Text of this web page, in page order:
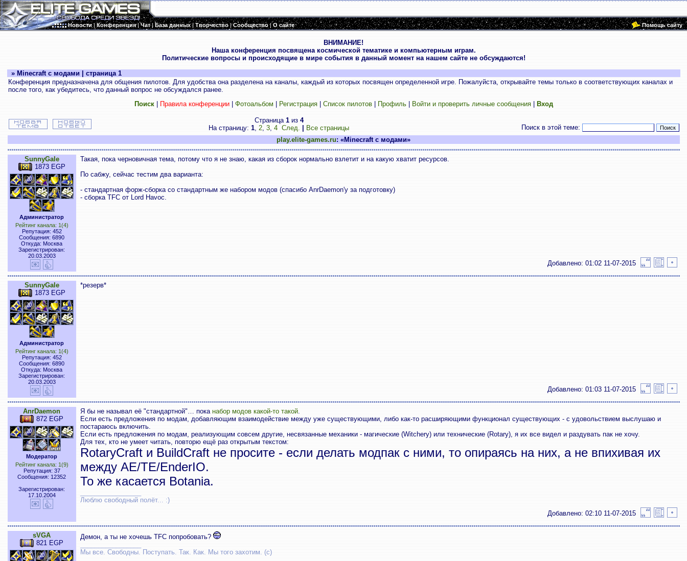
Новости|Конференция|Чат|База данных|Творчество|Сообщество|О сайте Помощь сайту
ВНИМАНИЕ!
Наша конференция посвящена космической тематике и компьютерным играм.
Политические вопросы и происходящие в мире события в данный момент на нашем сайте не обсуждаются!
» Minecraft с модами | страница 1
Конференция предназначена для общения пилотов. Для удобства она разделена на каналы, каждый из которых посвящен определенной игре. Пожалуйста, открывайте темы только в соответствующих каналах и
после того, как убедитесь, что данный вопрос не обсуждался ранее.
Поиск| Правила конференции| Фотоальбом Регистрация| Список пилотов| Профиль| Войти и проверить личные сообщения| Вход
Страница 1из 4
На страницу: 1, 2, 3, 4 След. Все страницы
Поиск в этой теме:
play.elite-games.ru: «Minecraft с модами»
SunnyGale
1873 EGP
Администратор
Рейтинг канала: 1(4)
Репутация: 452
Сообщения: 6890
Откуда: Москва
Зарегистрирован:
20.03.2003
Такая, пока черновичная тема, потому что я не знаю, какая из сборок нормально взлетит и на какую хватит ресурсов.
По сабжу, сейчас тестим два варианта:
- стандартная форж-сборка со стандартным же набором модов (спасибо AnrDaemon'у за подготовку)
- сборка TFC от Lord Havoc.
Добавлено: 01:02 11-07-2015
SunnyGale
1873 EGP
Администратор
Рейтинг канала: 1(4)
Репутация: 452
Сообщения: 6890
Откуда: Москва
Зарегистрирован:
20.03.2003
*резерв*
Добавлено: 01:03 11-07-2015
AnrDaemon
872 EGP
Модератор
Рейтинг канала: 1(9)
Репутация: 37
Сообщения: 12352
Зарегистрирован:
17.10.2004
Я бы не называл её "стандартной"… пока набор модов какой-то такой.
Если есть предложения по модам, добавляющим взаимодействие между уже существующими, либо как-то расширяющими функционал существующих - с удовольствием выслушаю и
постараюсь включить.
Если есть предложения по модам, реализующим совсем другие, несвязанные механики - магические (Witchery) или технические (Rotary), я их все видел и раздувать пак не хочу.
Для тех, кто не умеет читать, повторю ещё раз открытым текстом:
RotaryCraft и BuildCraft не просите - если делать модпак с ними, то опираясь на них, а не впихивая их
между AE/TE/EnderIO.
То же касается Botania.
Люблю свободный полёт... :)
Добавлено: 02:10 11-07-2015
sVGA
821 EGP
Демон, а ты не хочешь TFC попробовать?
Мы все. Свободны. Поступать. Так. Как. Мы того захотим. (с)